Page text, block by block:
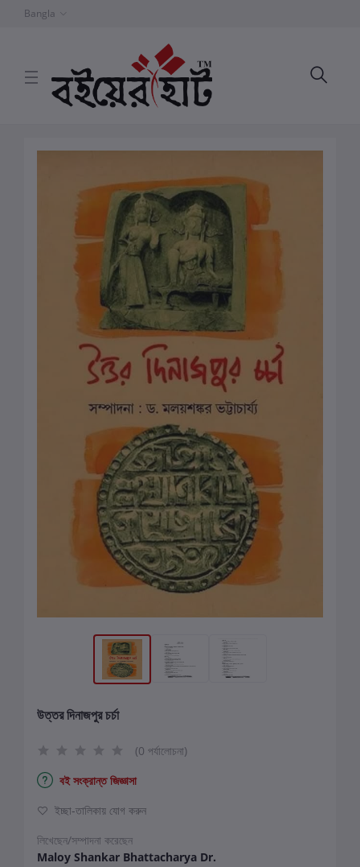
Bangla
উত্তর দিনাজপুর চর্চা
(0 পর্যালোচনা)
বই সংক্রান্ত জিজ্ঞাসা
ইচ্ছা-তালিকায় যোগ করুন
লিখেছেন/সম্পাদনা করেছেন
Maloy Shankar Bhattacharya Dr.